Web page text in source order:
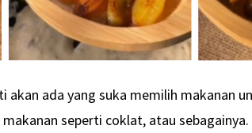
akan ada yang suka memilih makanan
seperti coklat, atau